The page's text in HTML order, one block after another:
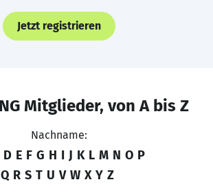
Jetzt registrieren
Mitglieder, von A bis Z
Nachname:
D E F G H I J K L M N O P
Q R S T U V W X Y Z